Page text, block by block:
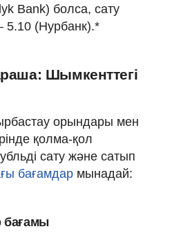
Bank) болса, сату
5.10 (Нурбанк).*
Шымкенттегі
орындары мен
қолма-қол
сату және сатып
бағамдар мынадай:
бағамы